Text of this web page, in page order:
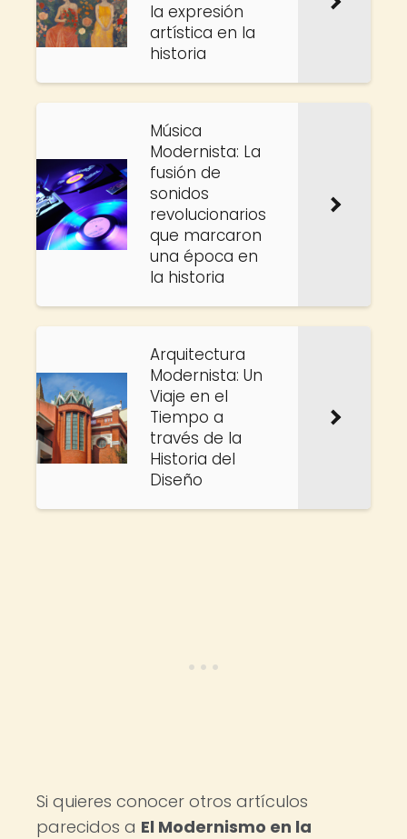
la expresión
artística en la
historia
Música
Modernista: La
fusión de
sonidos
revolucionarios
que marcaron
una época en
la historia
Arquitectura
Modernista: Un
Viaje en el
Tiempo a
través de la
Historia del
Diseño
Si quieres conocer otros artículos
parecidos a El Modernismo en la